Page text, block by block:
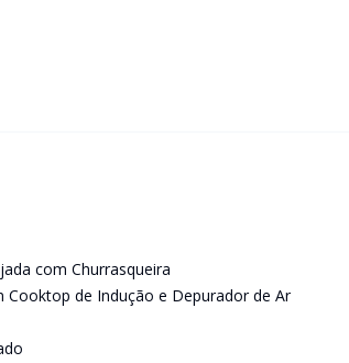
com Churrasqueira
Cooktop de Indução e Depurador de Ar